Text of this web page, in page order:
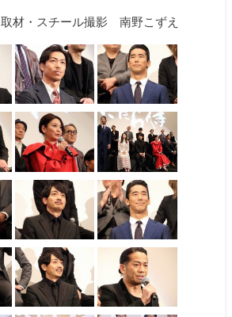
取材・スチール撮影 南野こずえ